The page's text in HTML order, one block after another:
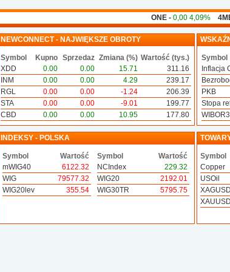
ONE -0,00 4,09%4MB -
NEWCONNECT - NAJWIĘKSZE OBROTY
Symbol Kupno Sprzedaz Zmiana (%) Wartość (tys.)
XDD
0.00 0.00 15.71
311.16
INM
0.00 0.00 4.29
239.17
RGL
0.00 0.00 -1.24
206.39
STA
0.00 0.00 -9.01
199.77
CBD
0.00 0.00 10.95 177.80
Symbol
Inflacja
PKB
Stopa
INDEKSY - POLSKA
Symbol
Wartość
mWIG40
6122.32
WIG
79577.32
WIG20lev
355.54
Symbol
Wartość
NCIndex
229.32
WIG20
2192.01
WIG30TR
5795.75
Symbol
Copper
USOil
XAGUSD
XAUUSD